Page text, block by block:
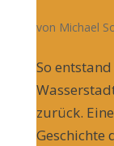
von Michael
So
zurück.
Geschichte